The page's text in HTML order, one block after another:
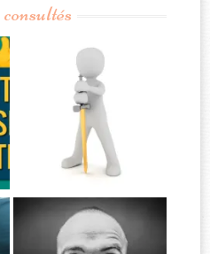
consultés